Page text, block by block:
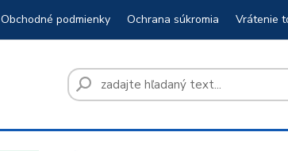
Obchodné podmienky Ochrana súkromia Vrátenie